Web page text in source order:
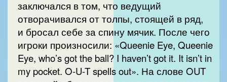
заключался в том, что ведущий
отворачивался от толпы, стоящей в ряд,
и бросал себе за спину мячик. После чего
игроки произносили: «Queenie Eye, Queenie
Eye, who’s got the ball? I haven’t got it. It isn’t in
my pocket. O-U-T spells out». На слове OUT